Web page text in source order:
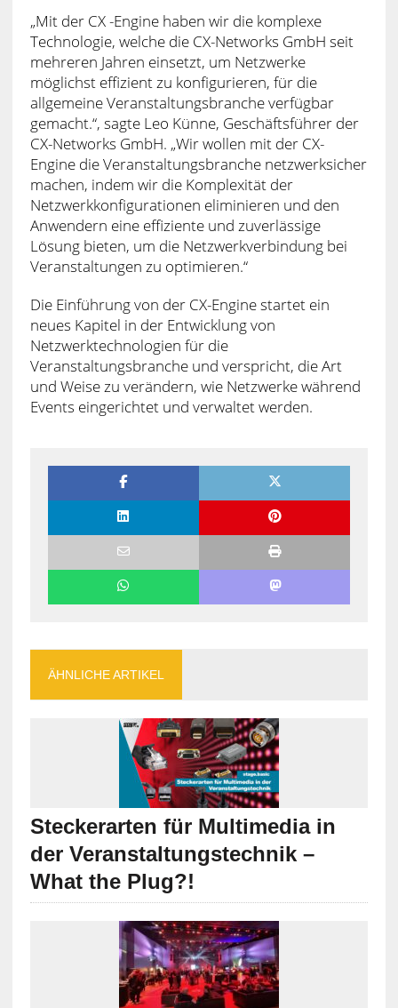
„Mit der CX -Engine haben wir die komplexe
Technologie, welche die CX-Networks GmbH seit
mehreren Jahren einsetzt, um Netzwerke
möglichst effizient zu konfigurieren, für die
allgemeine Veranstaltungsbranche verfügbar
gemacht.“, sagte Leo Künne, Geschäftsführer der
CX-Networks GmbH. „Wir wollen mit der CX-
Engine die Veranstaltungsbranche netzwerksicher
machen, indem wir die Komplexität der
Netzwerkkonfigurationen eliminieren und den
Anwendern eine effiziente und zuverlässige
Lösung bieten, um die Netzwerkverbindung bei
Veranstaltungen zu optimieren.“
Die Einführung von der CX-Engine startet ein
neues Kapitel in der Entwicklung von
Netzwerktechnologien für die
Veranstaltungsbranche und verspricht, die Art
und Weise zu verändern, wie Netzwerke während
Events eingerichtet und verwaltet werden.
ÄHNLICHE ARTIKEL
Steckerarten für Multimedia in
der Veranstaltungstechnik –
What the Plug?!